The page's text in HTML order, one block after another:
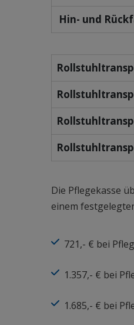
Hin- und
Die Pflegekasse
einem
721,- € bei
1.357,- € bei
1.685,- € bei